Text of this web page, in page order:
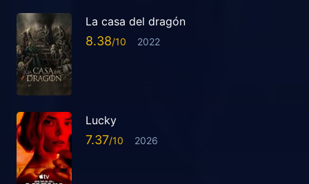
La casa del dragón
8.38 2022
Lucky
7.37 2026